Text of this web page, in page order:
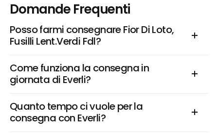
Domande Frequenti
Posso farmi consegnare Fior Di Loto,
Fusilli Lent.Verdi Fdl?
Come funziona la consegna in
giornata di Everli?
Quanto tempo ci vuole per la
consegna con Everli?